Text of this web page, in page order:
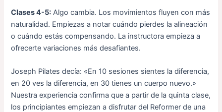
Clases 4-5: Algo cambia. Los movimientos fluyen con más
naturalidad. Empiezas a notar cuándo pierdes la alineación
o cuándo estás compensando. La instructora empieza a
ofrecerte variaciones más desafiantes.
Joseph Pilates decía: «En 10 sesiones sientes la diferencia,
en 20 ves la diferencia, en 30 tienes un cuerpo nuevo.»
Nuestra experiencia confirma que a partir de la quinta clase,
los principiantes empiezan a disfrutar del Reformer de una